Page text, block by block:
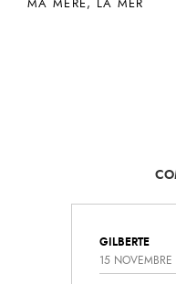
GILBERTE
15